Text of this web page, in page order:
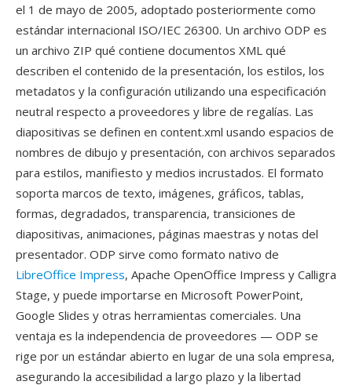
el 1 de mayo de 2005, adoptado posteriormente como
estándar internacional ISO/IEC 26300. Un archivo ODP es
un archivo ZIP qué contiene documentos XML qué
describen el contenido de la presentación, los estilos, los
metadatos y la configuración utilizando una especificación
neutral respecto a proveedores y libre de regalías. Las
diapositivas se definen en content.xml usando espacios de
nombres de dibujo y presentación, con archivos separados
para estilos, manifiesto y medios incrustados. El formato
soporta marcos de texto, imágenes, gráficos, tablas,
formas, degradados, transparencia, transiciones de
diapositivas, animaciones, páginas maestras y notas del
presentador. ODP sirve como formato nativo de
LibreOffice Impress, Apache OpenOffice Impress y Calligra
Stage, y puede importarse en Microsoft PowerPoint,
Google Slides y otras herramientas comerciales. Una
ventaja es la independencia de proveedores — ODP se
rige por un estándar abierto en lugar de una sola empresa,
asegurando la accesibilidad a largo plazo y la libertad